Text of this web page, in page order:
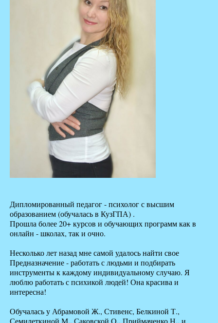
Дипломированный педагог - психолог с высшим
образованием (обучалась в КузГПА) .
Прошла более 20+ курсов и обучающих программ как в
онлайн - школах, так и очно.
Несколько лет назад мне самой удалось найти свое
Предназначение - работать с людьми и подбирать
инструменты к каждому индивидуальному случаю. Я
люблю работать с психикой людей! Она красива и
интересна!
Обучалась у Абрамовой Ж., Стивенс, Белкиной Т.,
Семилеткиной М., Саковской О., Приймаченко Н., и